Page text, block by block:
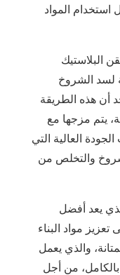
استخدام المواد
البلاستيك
لسد الشروخ
أن هذه الطريقة
يتم مزجها مع
العالية التي
والتخلص من
يعد أفضل
مواد البناء
والذي يعمل
من أجل